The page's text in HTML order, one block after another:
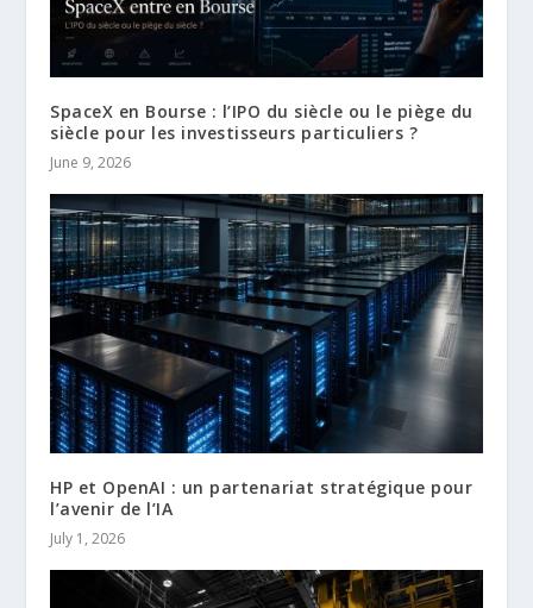
SpaceX en Bourse : l’IPO du siècle ou le piège du
siècle pour les investisseurs particuliers ?
June 9, 2026
HP et OpenAI : un partenariat stratégique pour
l’avenir de l’IA
July 1, 2026